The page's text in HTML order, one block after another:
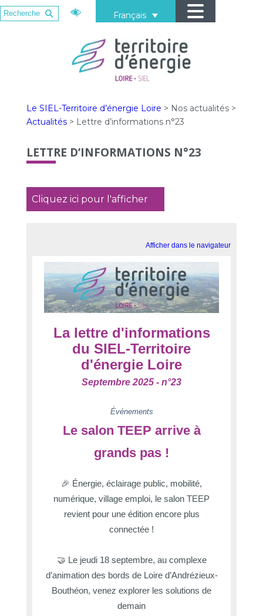
Français
Le SIEL-Territoire d’énergie Loire > Nos actualités>
Actualités > Lettre d’informations n°23
LETTRE D’INFORMATIONS N°23
Cliquez ici pour l'afficher